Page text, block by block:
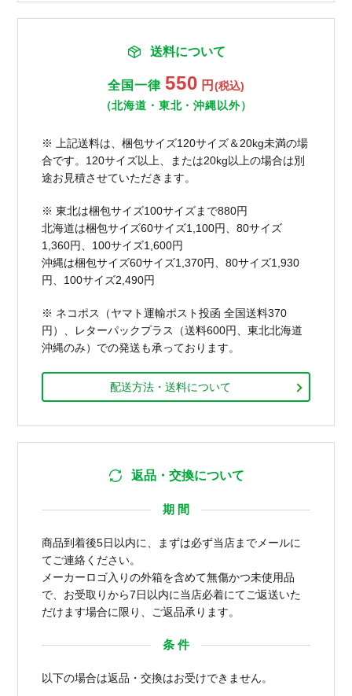
送料について
全国一律 550 円 (税込)
（北海道・東北・沖縄以外）
※ 上記送料は、梱包サイズ120サイズ＆20kg未満の場
合です。120サイズ以上、または20kg以上の場合は別
途お見積させていただきます。
※ 東北は梱包サイズ100サイズまで880円
北海道は梱包サイズ60サイズ1,100円、80サイズ
1,360円、100サイズ1,600円
沖縄は梱包サイズ60サイズ1,370円、80サイズ1,930
円、100サイズ2,490円
※ ネコポス（ヤマト運輸ポスト投函 全国送料370
円）、レターパックプラス（送料600円、東北北海道
沖縄のみ）での発送も承っております。
配送方法・送料について
返品・交換について
期 間
商品到着後5日以内に、まずは必ず当店までメールに
てご連絡ください。
メーカーロゴ入りの外箱を含めて無傷かつ未使用品
で、お受取りから7日以内に当店必着にてご返送いた
だけます場合に限り、ご返品承ります。
条 件
以下の場合は返品・交換はお受けできません。